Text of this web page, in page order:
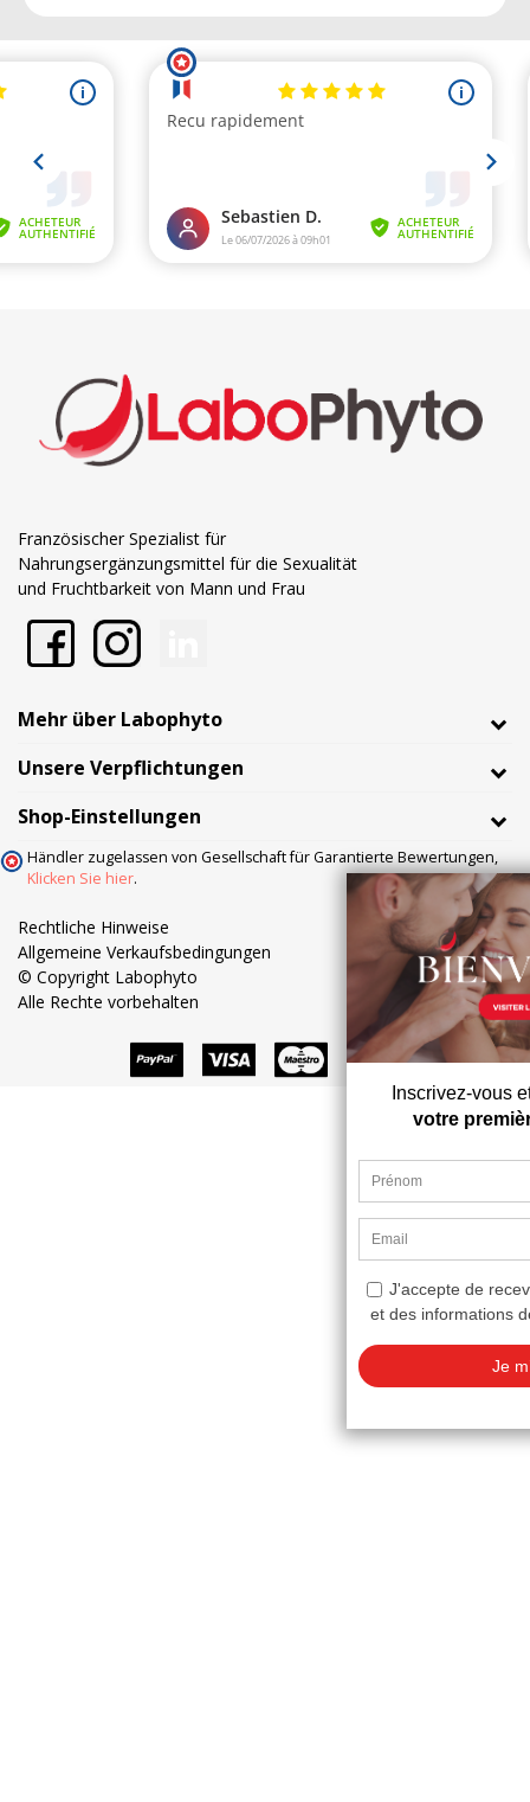
Französischer Spezialist für
Nahrungsergänzungsmittel für die Sexualität
und Fruchtbarkeit von Mann und Frau
Mehr über Labophyto
Unsere Verpflichtungen
Shop-Einstellungen
Händler zugelassen von Gesellschaft für Garantierte Bewertungen,
Klicken Sie hier.
Rechtliche Hinweise
Allgemeine Verkaufsbedingungen
© Copyright Labophyto
Alle Rechte vorbehalten